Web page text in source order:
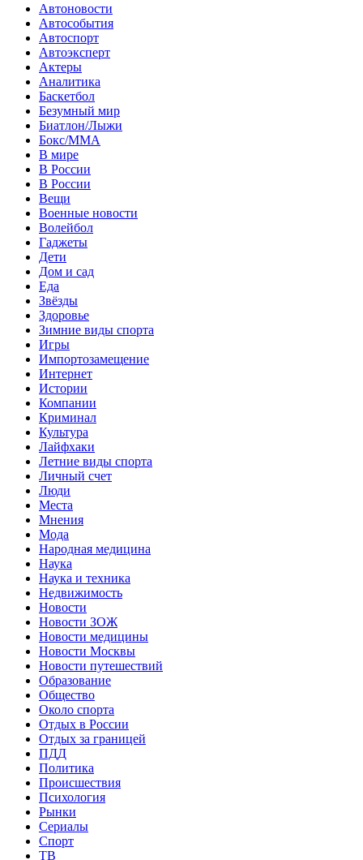
Автоновости
Автособытия
Автоспорт
Автоэксперт
Актеры
Аналитика
Баскетбол
Безумный мир
Биатлон/Лыжи
Бокс/MMA
В мире
В России
В России
Вещи
Военные новости
Волейбол
Гаджеты
Дети
Дом и сад
Еда
Звёзды
Здоровье
Зимние виды спорта
Игры
Импортозамещение
Интернет
Истории
Компании
Криминал
Культура
Лайфхаки
Летние виды спорта
Личный счет
Люди
Места
Мнения
Мода
Народная медицина
Наука
Наука и техника
Недвижимость
Новости
Новости ЗОЖ
Новости медицины
Новости Москвы
Новости путешествий
Образование
Общество
Около спорта
Отдых в России
Отдых за границей
ПДД
Политика
Происшествия
Психология
Рынки
Сериалы
Спорт
ТВ